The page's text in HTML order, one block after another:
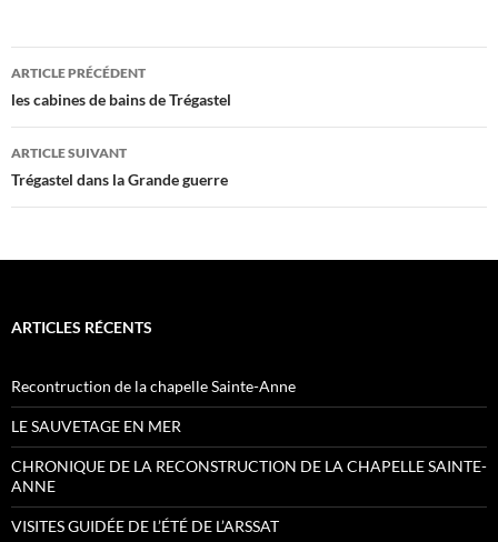
Navigation
des
articles
ARTICLE PRÉCÉDENT
les cabines de bains de Trégastel
ARTICLE SUIVANT
Trégastel dans la Grande guerre
ARTICLES RÉCENTS
Recontruction de la chapelle Sainte-Anne
LE SAUVETAGE EN MER
CHRONIQUE DE LA RECONSTRUCTION DE LA CHAPELLE SAINTE-
ANNE
VISITES GUIDÉE DE L’ÉTÉ DE L’ARSSAT